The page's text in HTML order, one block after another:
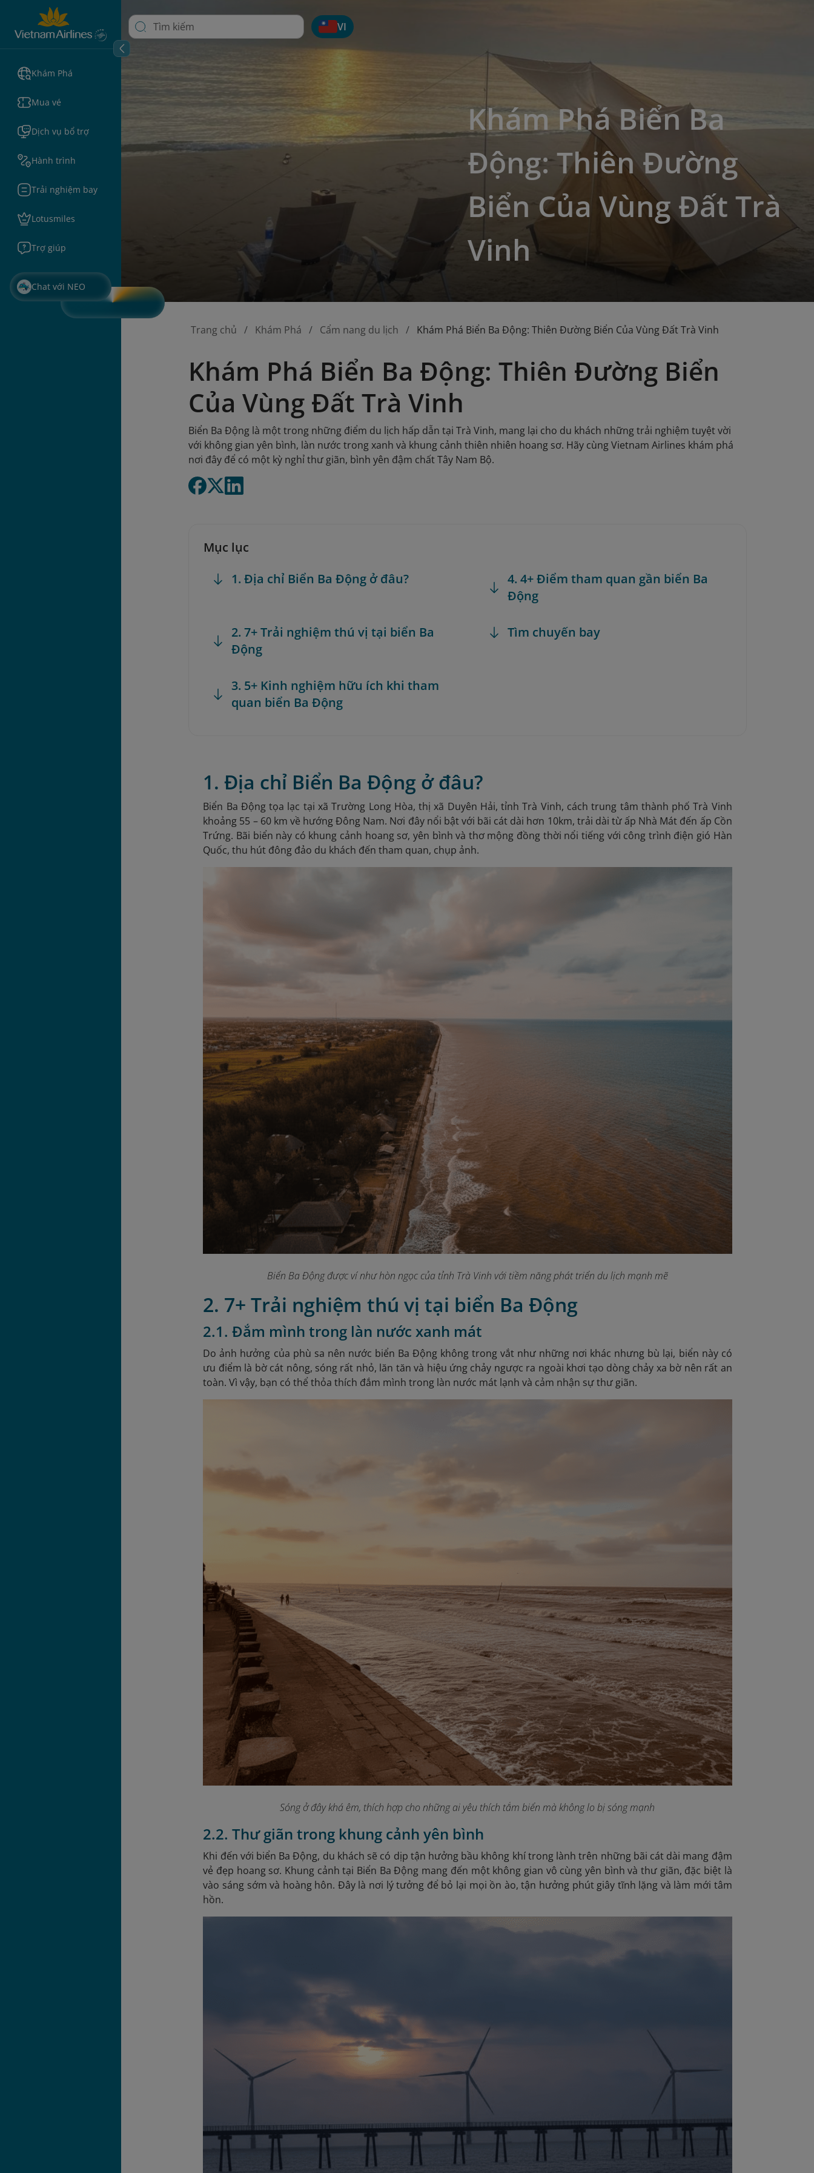
Khám Phá
Mua vé
Dịch vụ bổ trợ
Hành trình
Trải nghiệm bay
Lotusmiles
Trợ giúp
Chat với NEO
VI
Khám Phá Biển Ba
Động: Thiên Đường
Biển Của Vùng Đất Trà
Vinh
Trang chủ Khám Phá Cẩm nang du lịch Khám Phá Biển Ba Động: Thiên Đường Biển Của Vùng Đất Trà Vinh
Khám Phá Biển Ba Động: Thiên Đường Biển
Của Vùng Đất Trà Vinh
Biển Ba Động là một trong những điểm du lịch hấp dẫn tại Trà Vinh, mang lại cho du khách những trải nghiệm tuyệt vời
với không gian yên bình, làn nước trong xanh và khung cảnh thiên nhiên hoang sơ. Hãy cùng Vietnam Airlines khám phá
nơi đây để có một kỳ nghỉ thư giãn, bình yên đậm chất Tây Nam Bộ.
Mục lục
1. Địa chỉ Biển Ba Động ở đâu?
2. 7+ Trải nghiệm thú vị tại biển Ba
Động
3. 5+ Kinh nghiệm hữu ích khi tham
quan biển Ba Động
4. 4+ Điểm tham quan gần biển Ba
Động
Tìm chuyến bay
1. Địa chỉ Biển Ba Động ở đâu?
Biển Ba Động tọa lạc tại xã Trường Long Hòa, thị xã Duyên Hải, tỉnh Trà Vinh, cách trung tâm thành phố Trà Vinh
khoảng 55 – 60 km về hướng Đông Nam. Nơi đây nổi bật với bãi cát dài hơn 10km, trải dài từ ấp Nhà Mát đến ấp Cồn
Trứng. Bãi biển này có khung cảnh hoang sơ, yên bình và thơ mộng đồng thời nổi tiếng với công trình điện gió Hàn
Quốc, thu hút đông đảo du khách đến tham quan, chụp ảnh.
Biển Ba Động được ví như hòn ngọc của tỉnh Trà Vinh với tiềm năng phát triển du lịch mạnh mẽ
2. 7+ Trải nghiệm thú vị tại biển Ba Động
2.1. Đắm mình trong làn nước xanh mát
Do ảnh hưởng của phù sa nên nước biển Ba Động không trong vắt như những nơi khác nhưng bù lại, biển này có
ưu điểm là bờ cát nông, sóng rất nhỏ, lăn tăn và hiệu ứng chảy ngược ra ngoài khơi tạo dòng chảy xa bờ nên rất an
toàn. Vì vậy, bạn có thể thỏa thích đắm mình trong làn nước mát lạnh và cảm nhận sự thư giãn.
Sóng ở đây khá êm, thích hợp cho những ai yêu thích tắm biển mà không lo bị sóng mạnh
2.2. Thư giãn trong khung cảnh yên bình
Khi đến với biển Ba Động, du khách sẽ có dịp tận hưởng bầu không khí trong lành trên những bãi cát dài mang đậm
vẻ đẹp hoang sơ. Khung cảnh tại Biển Ba Động mang đến một không gian vô cùng yên bình và thư giãn, đặc biệt là
vào sáng sớm và hoàng hôn. Đây là nơi lý tưởng để bỏ lại mọi ồn ào, tận hưởng phút giây tĩnh lặng và làm mới tâm
hồn.